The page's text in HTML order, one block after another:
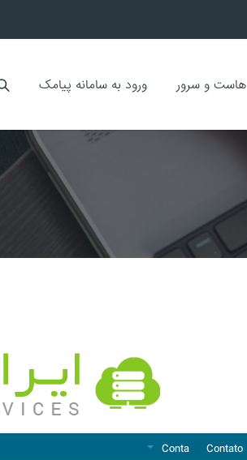
هاست و سرور ورود به سامانه پیامک
Contato
Conta